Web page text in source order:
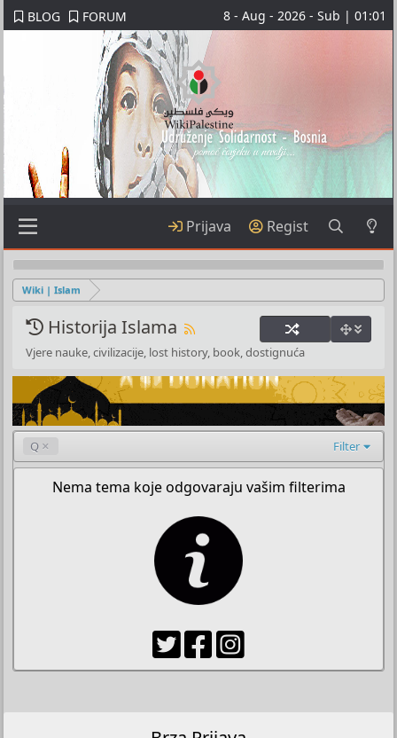
BLOG FORUM 8 - Aug - 2026 - Sub | 01:01
Prijava Regist
Wiki | Islam
Historija Islama
Vjere nauke, civilizacije, lost history, book, dostignuća
Q Filter
Nema tema koje odgovaraju vašim filterima